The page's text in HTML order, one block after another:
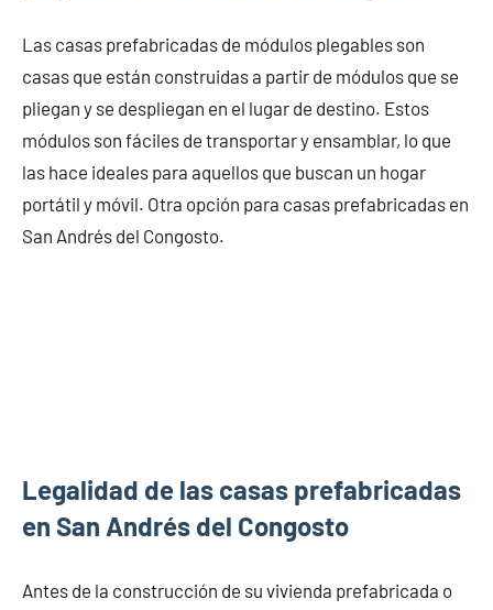
Las casas prefabricadas de módulos plegables son
casas que están construidas a partir de módulos que se
pliegan y se despliegan en el lugar de destino. Estos
módulos son fáciles de transportar y ensamblar, lo que
las hace ideales para aquellos que buscan un hogar
portátil y móvil. Otra opción para casas prefabricadas en
San Andrés del Congosto.
Legalidad de las casas prefabricadas
en San Andrés del Congosto
Antes de la construcción de su vivienda prefabricada o